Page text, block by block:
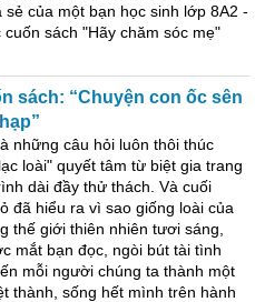
của một bạn học sinh lớp 8A2 -
sách "Hãy chăm sóc mẹ"
sách: “Chuyện con ốc sên
những câu hỏi luôn thôi thúc
loài" quyết tâm từ biệt gia trang
dài đầy thử thách. Và cuối
đã hiểu ra vì sao giống loài của
thế giới thiên nhiên tươi sáng,
mắt bạn đọc, ngòi bút tài tình
mỗi người chúng ta thành một
thành, sống hết mình trên hành